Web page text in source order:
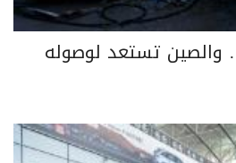
والصين تستعد لوصوله